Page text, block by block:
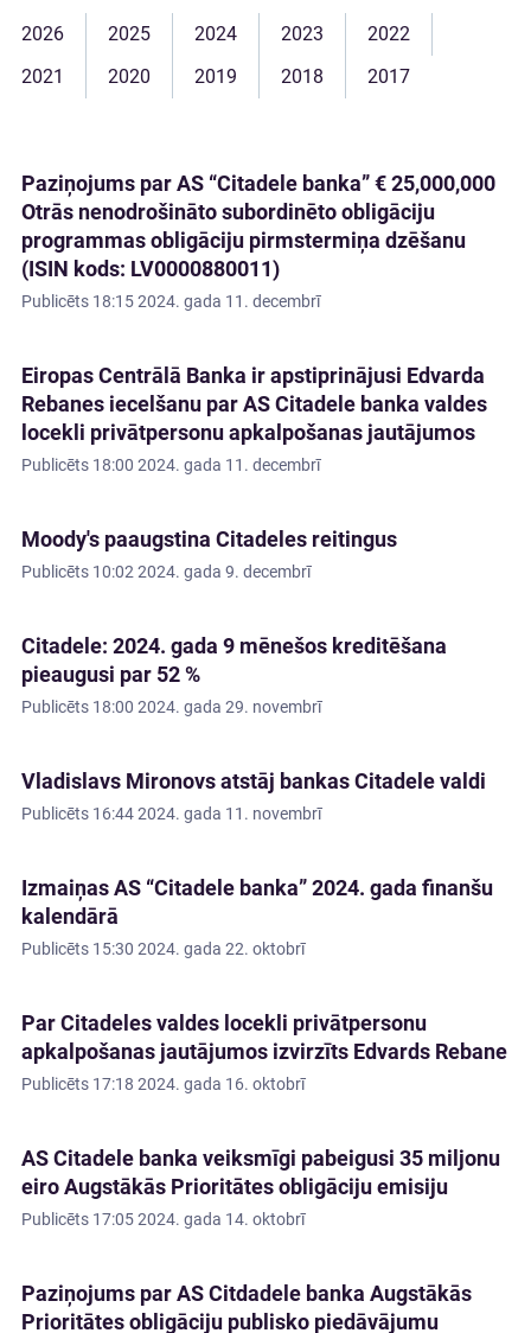
2026 2025 2024 2023
2022
2021
2020 2019 2018 2017
Paziņojums par AS “Citadele banka” € 25,000,000
Otrās nenodrošināto subordinēto obligāciju
programmas obligāciju pirmstermiņa dzēšanu
(ISIN kods: LV0000880011)
Publicēts 18:15 2024. gada 11. decembrī
Eiropas Centrālā Banka ir apstiprinājusi Edvarda
Rebanes iecelšanu par AS Citadele banka valdes
locekli privātpersonu apkalpošanas jautājumos
Publicēts 18:00 2024. gada 11. decembrī
Moody's paaugstina Citadeles reitingus
Publicēts 10:02 2024. gada 9. decembrī
Citadele: 2024. gada 9 mēnešos kreditēšana
pieaugusi par 52 %
Publicēts 18:00 2024. gada 29. novembrī
Vladislavs Mironovs atstāj bankas Citadele valdi
Publicēts 16:44 2024. gada 11. novembrī
Izmaiņas AS “Citadele banka” 2024. gada finanšu
kalendārā
Publicēts 15:30 2024. gada 22. oktobrī
Par Citadeles valdes locekli privātpersonu
apkalpošanas jautājumos izvirzīts Edvards Rebane
Publicēts 17:18 2024. gada 16. oktobrī
AS Citadele banka veiksmīgi pabeigusi 35 miljonu
eiro Augstākās Prioritātes obligāciju emisiju
Publicēts 17:05 2024. gada 14. oktobrī
Paziņojums par AS Citdadele banka Augstākās
Prioritātes obligāciju publisko piedāvājumu